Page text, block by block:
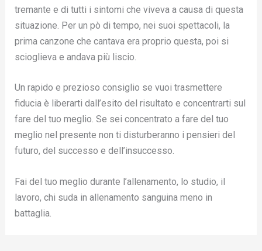
tremante e di tutti i sintomi che viveva a causa di questa
situazione. Per un pò di tempo, nei suoi spettacoli, la
prima canzone che cantava era proprio questa, poi si
scioglieva e andava più liscio.
Un rapido e prezioso consiglio se vuoi trasmettere
fiducia è liberarti dall’esito del risultato e concentrarti sul
fare del tuo meglio. Se sei concentrato a fare del tuo
meglio nel presente non ti disturberanno i pensieri del
futuro, del successo e dell’insuccesso.
Fai del tuo meglio durante l’allenamento, lo studio, il
lavoro, chi suda in allenamento sanguina meno in
battaglia.